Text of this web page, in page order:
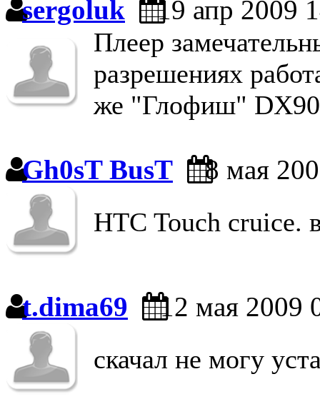
sergoluk 19 апр 2009
Плеер
разрешениях
же "Глофиш"
Gh0sT BusT 8 мая
HTC Touch cruice.
t.dima69 12 мая 2009
скачал не могу